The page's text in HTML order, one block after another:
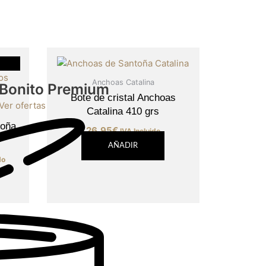
Bonito Premium
ofertas
Anchoas Catalina
Bote de cristal Anchoas
Catalina 410 grs
26,95€ IVA Incluido
AÑADIR